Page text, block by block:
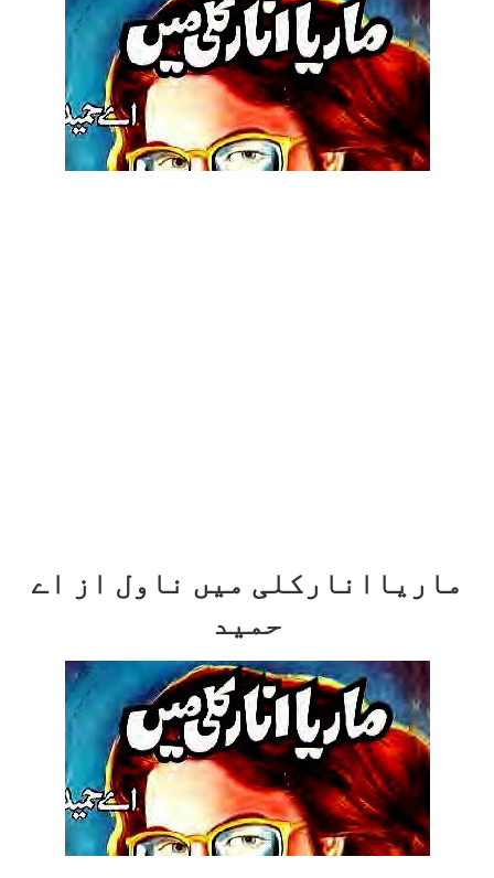
ماریاانارکلی میں ناول از اے
حمید